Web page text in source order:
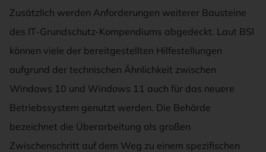
Zusätzlich werden Anforderungen weiterer Bausteine
des IT-Grundschutz-Kompendiums abgedeckt. Laut BSI
können viele der bereitgestellten Hilfestellungen
aufgrund der technischen Ähnlichkeit zwischen
Windows 10 und Windows 11 auch für das neuere
Betriebssystem genutzt werden. Die Behörde
bezeichnet die Überarbeitung als großen
Zwischenschritt auf dem Weg zu einem spezifischen